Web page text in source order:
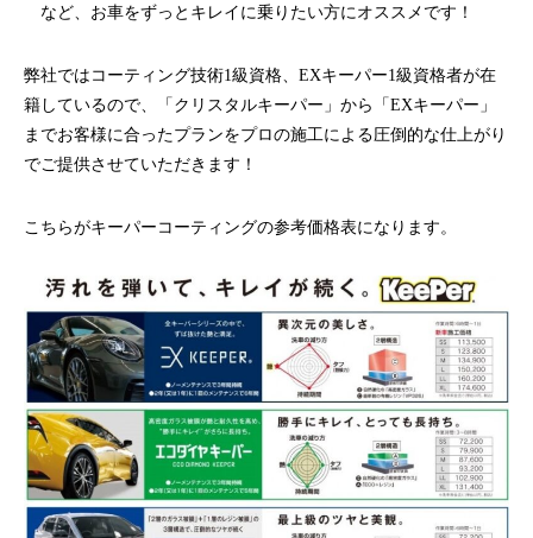
など、お車をずっとキレイに乗りたい方にオススメです！
弊社ではコーティング技術1級資格、 EXキーパー1級資格者が在
籍しているので、「クリスタルキーパー」から「 EXキーパー」
までお客様に合ったプランをプロの施工による圧倒的な仕上がり
でご提供させていただきます！
こちらがキーパーコーティングの参考価格表になります。